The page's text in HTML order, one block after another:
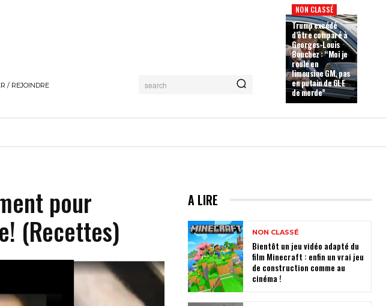
/ REJOINDRE search
NON CLASSÉ
Trump excédé
d’être comparé à
Georges-Louis
Bouchez : “Moi je
roule en
limousine GM, pas
en putain de GLE
de merde”
pour
(Recettes)
A LIRE
NON CLASSÉ
Bientôt un jeu vidéo adapté du
film Minecraft : enfin un vrai jeu
de construction comme au
cinéma !